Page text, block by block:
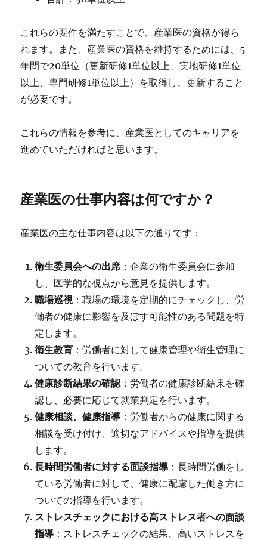
これらの要件を満たすことで、産業医の資格が得ら
れます。また、産業医の資格を維持するためには、5
年間で20単位（更新研修1単位以上、実地研修1単位
以上、専門研修1単位以上）を取得し、更新すること
が必要です。
これらの情報を参考に、産業医としてのキャリアを
進めていただければと思います。
産業医の仕事内容は何ですか？
産業医の主な仕事内容は以下の通りです：
衛生委員会への出席 ：企業の衛生委員会に参加
し、医学的な視点から意見を提供します。
職場巡視：職場の環境を定期的にチェックし、労
働者の健康に影響を及ぼす可能性のある問題を特
定します。
衛生教育 ：労働者に対して健康管理や衛生管理に
ついての教育を行います。
健康診断結果の確認：労働者の健康診断結果を確
認し、必要に応じて就業判定を行います。
健康相談、健康指導 ：労働者からの健康に関する
相談を受け付け、適切なアドバイスや指導を提供
します。
長時間労働者に対する面談指導 ：長時間労働をし
ている労働者に対して、健康に配慮した働き方に
ついての指導を行います。
ストレスチェックにおける高ストレス者への面談
指導 ：ストレスチェックの結果、高いストレスを